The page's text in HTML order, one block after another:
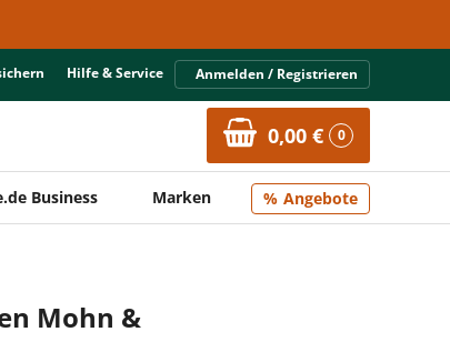
Hilfe & Service Anmelden / Registrieren
0,00 € 0
Business Marken Angebote
Mohn &